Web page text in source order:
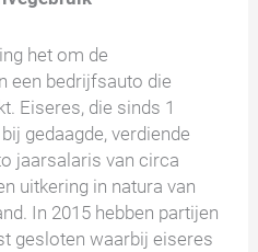
het om de
een bedrijfsauto die
Eiseres, die sinds 1
gedaagde, verdiende
jaarsalaris van circa
uitkering in natura van
In 2015 hebben partijen
gesloten waarbij eiseres